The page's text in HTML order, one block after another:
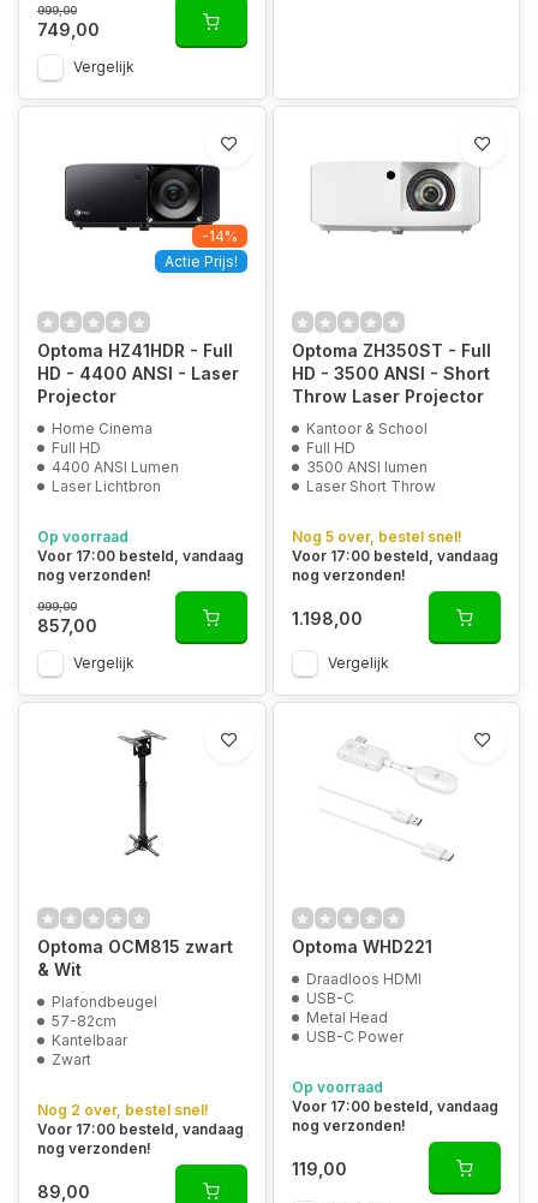
999,00
749,00
Vergelijk
-14%
Actie Prijs!
Optoma HZ41HDR - Full
HD - 4400 ANSI - Laser
Projector
Home Cinema
Full HD
4400 ANSI Lumen
Laser Lichtbron
Op voorraad
Voor 17:00 besteld, vandaag
nog verzonden!
999,00
857,00
Vergelijk
Optoma ZH350ST - Full
HD - 3500 ANSI - Short
Throw Laser Projector
Kantoor & School
Full HD
3500 ANSI lumen
Laser Short Throw
Nog 5 over, bestel snel!
Voor 17:00 besteld, vandaag
nog verzonden!
1.198,00
Vergelijk
Optoma OCM815 zwart
& Wit
Plafondbeugel
57-82cm
Kantelbaar
Zwart
Nog 2 over, bestel snel!
Voor 17:00 besteld, vandaag
nog verzonden!
89,00
Optoma WHD221
Draadloos HDMI
USB-C
Metal Head
USB-C Power
Op voorraad
Voor 17:00 besteld, vandaag
nog verzonden!
119,00